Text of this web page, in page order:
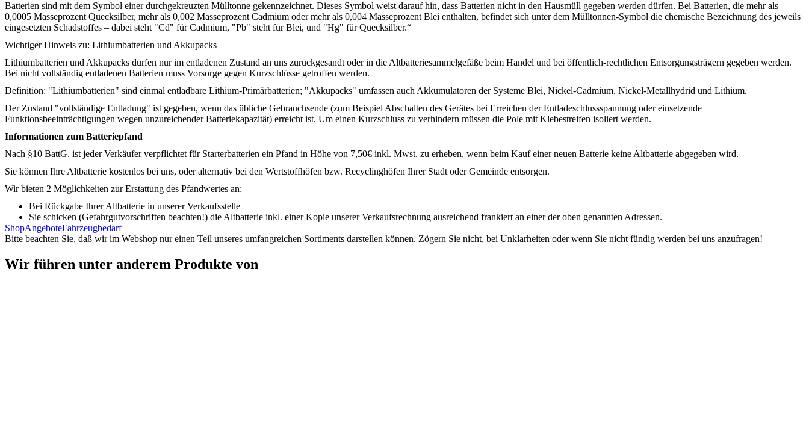
Batterien sind mit dem Symbol einer durchgekreuzten Mülltonne gekennzeichnet. Dieses Symbol weist darauf hin, dass Batterien nicht in den Hausmüll gegeben werden dürfen. Bei Batterien, die mehr als
0,0005 Masseprozent Quecksilber, mehr als 0,002 Masseprozent Cadmium oder mehr als 0,004 Masseprozent Blei enthalten, befindet sich unter dem Mülltonnen-Symbol die chemische Bezeichnung des jeweils
eingesetzten Schadstoffes – dabei steht "Cd" für Cadmium, "Pb" steht für Blei, und "Hg" für Quecksilber.“
Wichtiger Hinweis zu: Lithiumbatterien und Akkupacks
Lithiumbatterien und Akkupacks dürfen nur im entladenen Zustand an uns zurückgesandt oder in die Altbatteriesammelgefäße beim Handel und bei öffentlich-rechtlichen Entsorgungsträgern gegeben werden.
Bei nicht vollständig entladenen Batterien muss Vorsorge gegen Kurzschlüsse getroffen werden.
Definition: "Lithiumbatterien" sind einmal entladbare Lithium-Primärbatterien; "Akkupacks" umfassen auch Akkumulatoren der Systeme Blei, Nickel-Cadmium, Nickel-Metallhydrid und Lithium.
Der Zustand "vollständige Entladung" ist gegeben, wenn das übliche Gebrauchsende (zum Beispiel Abschalten des Gerätes bei Erreichen der Entladeschlussspannung oder einsetzende
Funktionsbeeinträchtigungen wegen unzureichender Batteriekapazität) erreicht ist. Um einen Kurzschluss zu verhindern müssen die Pole mit Klebestreifen isoliert werden.
Informationen zum Batteriepfand
Nach §10 BattG. ist jeder Verkäufer verpflichtet für Starterbatterien ein Pfand in Höhe von 7,50€ inkl. Mwst. zu erheben, wenn beim Kauf einer neuen Batterie keine Altbatterie abgegeben wird.
Sie können Ihre Altbatterie kostenlos bei uns, oder alternativ bei den Wertstoffhöfen bzw. Recyclinghöfen Ihrer Stadt oder Gemeinde entsorgen.
Wir bieten 2 Möglichkeiten zur Erstattung des Pfandwertes an:
Bei Rückgabe Ihrer Altbatterie in unserer Verkaufsstelle
Sie schicken (Gefahrgutvorschriften beachten!) die Altbatterie inkl. einer Kopie unserer Verkaufsrechnung ausreichend frankiert an einer der oben genannten Adressen.
ShopAngeboteFahrzeugbedarf
Bitte beachten Sie, daß wir im Webshop nur einen Teil unseres umfangreichen Sortiments darstellen können. Zögern Sie nicht, bei Unklarheiten oder wenn Sie nicht fündig werden bei uns anzufragen!
Wir führen unter anderem Produkte von